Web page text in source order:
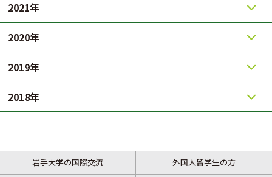
2021年
2020年
2019年
2018年
岩手大学の国際交流 外国人留学生の方